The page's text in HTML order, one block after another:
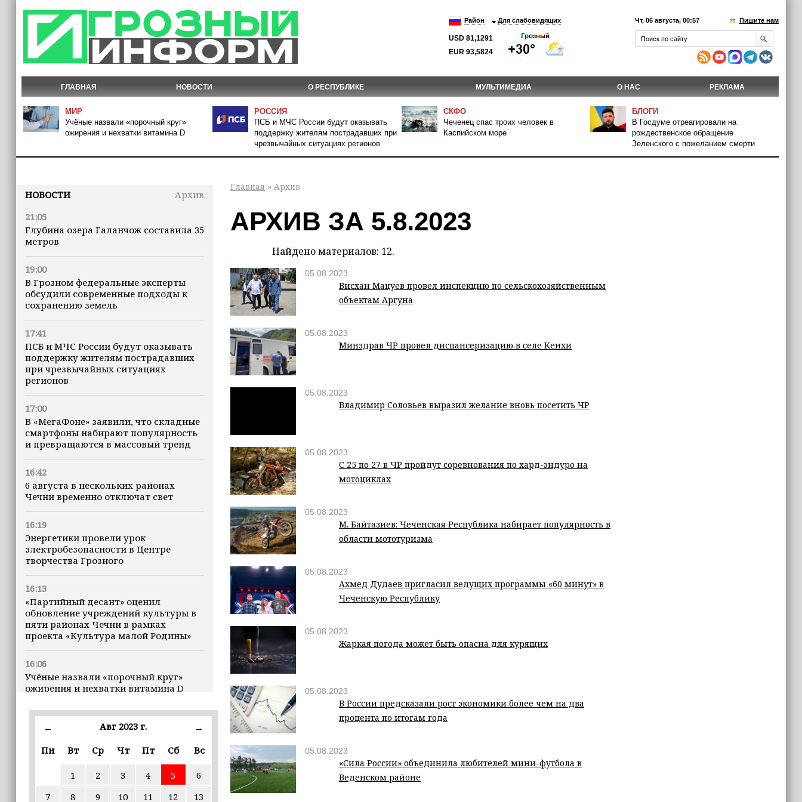
Район Для слабовидящих
USD 81,1291
EUR 93,5824
Чт, 06 августа, 00:57 Пишите нам
ГЛАВНАЯ НОВОСТИ О РЕСПУБЛИКЕ МУЛЬТИМЕДИА О НАС РЕКЛАМА
МИР
Учёные назвали «порочный круг»
ожирения и нехватки витамина D
РОССИЯ
ПСБ и МЧС России будут оказывать
поддержку жителям пострадавших при
чрезвычайных ситуациях регионов
СКФО
Чеченец спас троих человек в
Каспийском море
БЛОГИ
В Госдуме отреагировали на
рождественское обращение
Зеленского с пожеланием смерти
НОВОСТИ
Архив
21:05
Глубина озера Галанчож составила 35
метров
19:00
В Грозном федеральные эксперты
обсудили современные подходы к
сохранению земель
17:41
ПСБ и МЧС России будут оказывать
поддержку жителям пострадавших
при чрезвычайных ситуациях
регионов
17:00
В «МегаФоне» заявили, что складные
смартфоны набирают популярность
и превращаются в массовый тренд
16:42
6 августа в нескольких районах
Чечни временно отключат свет
16:19
Энергетики провели урок
электробезопасности в Центре
творчества Грозного
16:13
«Партийный десант» оценил
обновление учреждений культуры в
пяти районах Чечни в рамках
проекта «Культура малой Родины»
16:06
Учёные назвали «порочный круг»
ожирения и нехватки витамина D
16:00
В Чеченской Республике начинается
В Чеченской Республики
избирательные комиссии
← Авг 2023 г.
→
Пн
Вт Ср Чт Пт Сб Вс
1 2 3 4 5
6
7
8 9 10 11 12 13
Главная » Архив
АРХИВ ЗА 5.8.2023
Найдено материалов: 12.
05.08.2023
Висхан Мацуев провел инспекцию по сельскохозяйственным
объектам Аргуна
05.08.2023
Минздрав ЧР провел диспансеризацию в селе Кенхи
05.08.2023
Владимир Соловьев выразил желание вновь посетить ЧР
05.08.2023
С 25 по 27 в ЧР пройдут соревнования по хард-эндуро на
мотоциклах
05.08.2023
М. Байтазиев: Чеченская Республика набирает популярность в
области мототуризма
05.08.2023
Ахмед Дудаев пригласил ведущих программы «60 минут» в
Чеченскую Республику
05.08.2023
Жаркая погода может быть опасна для курящих
05.08.2023
В России предсказали рост экономики более чем на два
процента по итогам года
05.08.2023
«Сила России» объединила любителей мини-футбола в
Веденском районе